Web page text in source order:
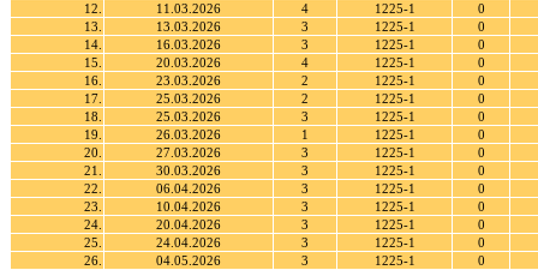
12.
11.03.2026 4 1225-1
0
13.
13.03.2026 3 1225-1
0
14.
16.03.2026 3 1225-1
0
15.
20.03.2026 4 1225-1
0
16.
23.03.2026 2 1225-1
0
17.
25.03.2026 2 1225-1
0
18.
25.03.2026 3 1225-1
0
19.
26.03.2026 1 1225-1
0
20.
27.03.2026 3 1225-1
0
21.
30.03.2026 3 1225-1
0
22.
06.04.2026 3 1225-1
0
23.
10.04.2026 3 1225-1
0
24.
20.04.2026 3 1225-1
0
25.
24.04.2026 3 1225-1
0
26.
04.05.2026 3 1225-1
0